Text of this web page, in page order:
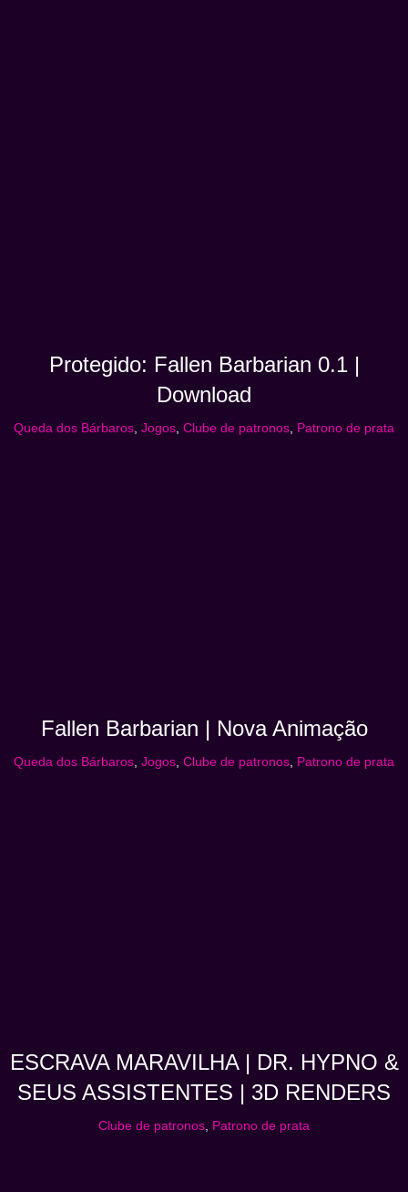
Protegido: Fallen Barbarian 0.1 |
Download
Queda dos Bárbaros, Jogos, Clube de patronos, Patrono de prata
Fallen Barbarian | Nova Animação
Queda dos Bárbaros, Jogos, Clube de patronos, Patrono de prata
ESCRAVA MARAVILHA | DR. HYPNO &
SEUS ASSISTENTES | 3D RENDERS
Clube de patronos, Patrono de prata